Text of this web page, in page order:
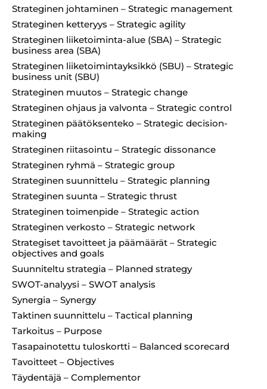
Strateginen johtaminen – Strategic management
Strateginen ketteryys – Strategic agility
Strateginen liiketoiminta-alue (SBA) – Strategic
business area (SBA)
Strateginen liiketoimintayksikkö (SBU) – Strategic
business unit (SBU)
Strateginen muutos – Strategic change
Strateginen ohjaus ja valvonta – Strategic control
Strateginen päätöksenteko – Strategic decision-
making
Strateginen riitasointu – Strategic dissonance
Strateginen ryhmä – Strategic group
Strateginen suunnittelu – Strategic planning
Strateginen suunta – Strategic thrust
Strateginen toimenpide – Strategic action
Strateginen verkosto – Strategic network
Strategiset tavoitteet ja päämäärät – Strategic
objectives and goals
Suunniteltu strategia – Planned strategy
SWOT-analyysi – SWOT analysis
Synergia – Synergy
Taktinen suunnittelu – Tactical planning
Tarkoitus – Purpose
Tasapainotettu tuloskortti – Balanced scorecard
Tavoitteet – Objectives
Täydentäjä – Complementor